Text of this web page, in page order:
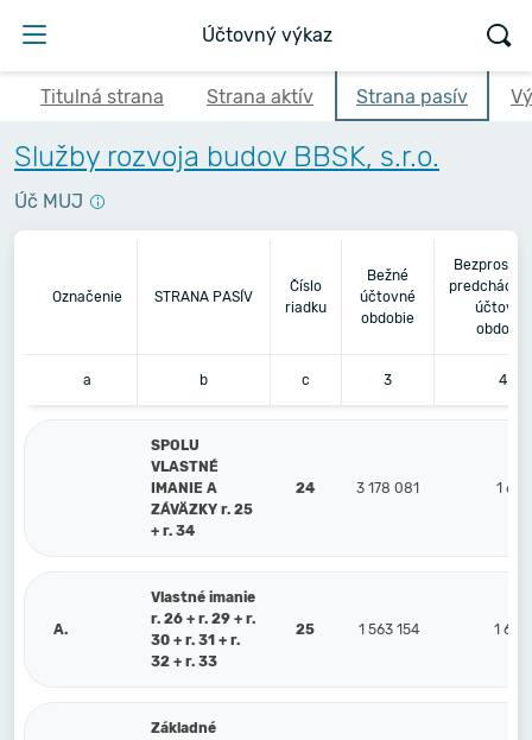
Účtovný výkaz
Titulná strana Strana aktív Strana pasív
Služby rozvoja budov BBSK, s.r.o.
Úč MUJ
Označenie STRANA PASÍV
Číslo
riadku
Bežné
účtovné
obdobie
účtovné
obdobie
a b c 3 4
SPOLU
VLASTNÉ
IMANIE A
ZÁVÄZKY r. 25
+ r. 34
24 3 178 081 1
A.
Vlastné imanie
r. 26 + r. 29 + r.
30 + r. 31 + r.
32 + r. 33
25 1 563 154 1 613
Základné